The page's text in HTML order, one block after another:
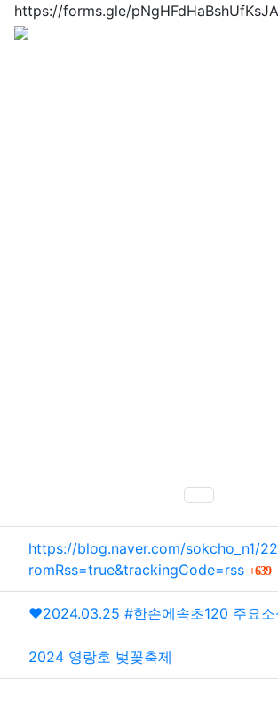
https://forms.gle/
SNS 공유
관련자료
https://blog.naver.com/sokcho_n1/
romRss=true&trackingCode=rss
639
❤️2024.03.25 #한손에속초120 주요
2024 영랑호 벚꽃축제